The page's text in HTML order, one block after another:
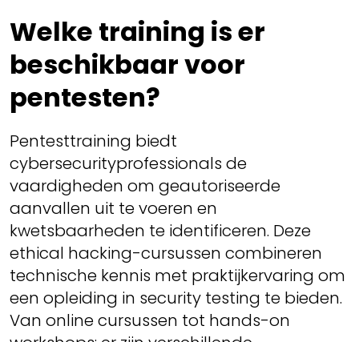
Welke training is er
beschikbaar voor
pentesten?
Pentesttraining biedt
cybersecurityprofessionals de
vaardigheden om geautoriseerde
aanvallen uit te voeren en
kwetsbaarheden te identificeren. Deze
ethical hacking-cursussen combineren
technische kennis met praktijkervaring om
een opleiding in security testing te bieden.
Van online cursussen tot hands-on